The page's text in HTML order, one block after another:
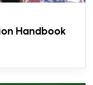
Handbook